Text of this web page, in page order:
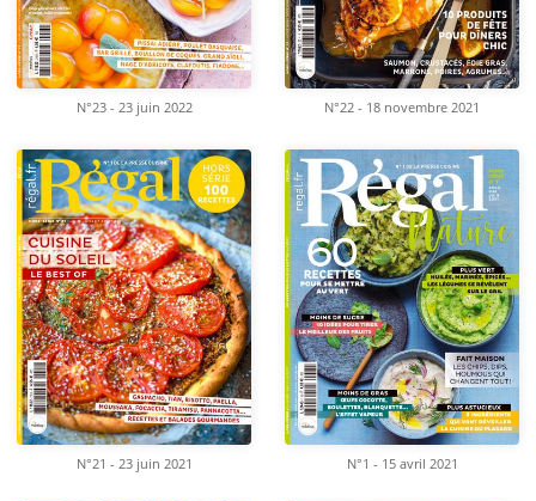
N°23 - 23 juin 2022 N°22 - 18 novembre 2021
N°21 - 23 juin 2021 N°1 - 15 avril 2021